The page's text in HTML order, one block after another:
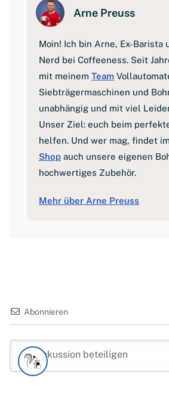
Arne Preuss
Moin! Ich bin Arne, Ex-Barista
Nerd bei Coffeeness. Seit
mit meinem Team
Siebträgermaschinen und
unabhängig und mit viel
Unser Ziel: euch beim
helfen. Und wer mag, findet im
Shop auch unsere eigenen
hochwertiges Zubehör.
Mehr über Arne Preuss
Abonnieren